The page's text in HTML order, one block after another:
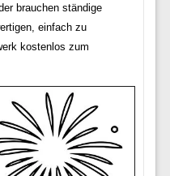
brauchen ständige
einfach zu
kostenlos zum